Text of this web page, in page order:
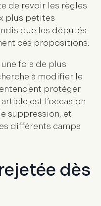
de revoir les règles
plus petites
que les députés
ces propositions.
fois de plus
à modifier le
protéger
est l’occasion
suppression, et
différents camps
dès